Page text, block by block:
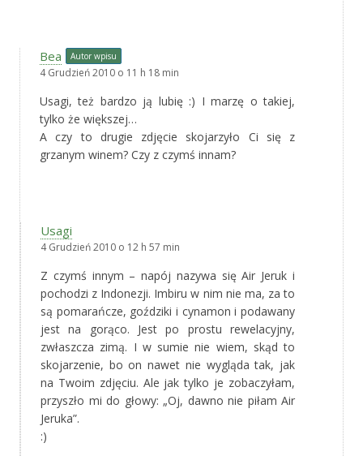
Bea Autor wpisu
4 Grudzień 2010 o 11 h 18 min
Usagi, też bardzo ją lubię :) I marzę o takiej,
tylko że większej…
A czy to drugie zdjęcie skojarzyło Ci się z
grzanym winem? Czy z czymś innam?
Usagi
4 Grudzień 2010 o 12 h 57 min
Z czymś innym – napój nazywa się Air Jeruk i
pochodzi z Indonezji. Imbiru w nim nie ma, za to
są pomarańcze, goździki i cynamon i podawany
jest na gorąco. Jest po prostu rewelacyjny,
zwłaszcza zimą. I w sumie nie wiem, skąd to
skojarzenie, bo on nawet nie wygląda tak, jak
na Twoim zdjęciu. Ale jak tylko je zobaczyłam,
przyszło mi do głowy: „Oj, dawno nie piłam Air
Jeruka”.
:)